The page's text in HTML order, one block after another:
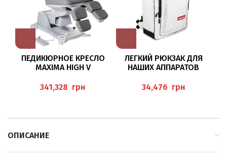
ПЕДИКЮРНОЕ КРЕСЛО
MAXIMA HIGH V
грн
ЛЕГКИЙ РЮКЗАК ДЛЯ
НАШИХ АППАРАТОВ
TEC A 1200 И BAEHR TEC S
грн
ОПИСАНИЕ